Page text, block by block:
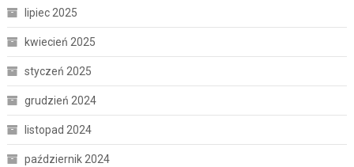
lipiec 2025
kwiecień 2025
styczeń 2025
grudzień 2024
listopad 2024
październik 2024